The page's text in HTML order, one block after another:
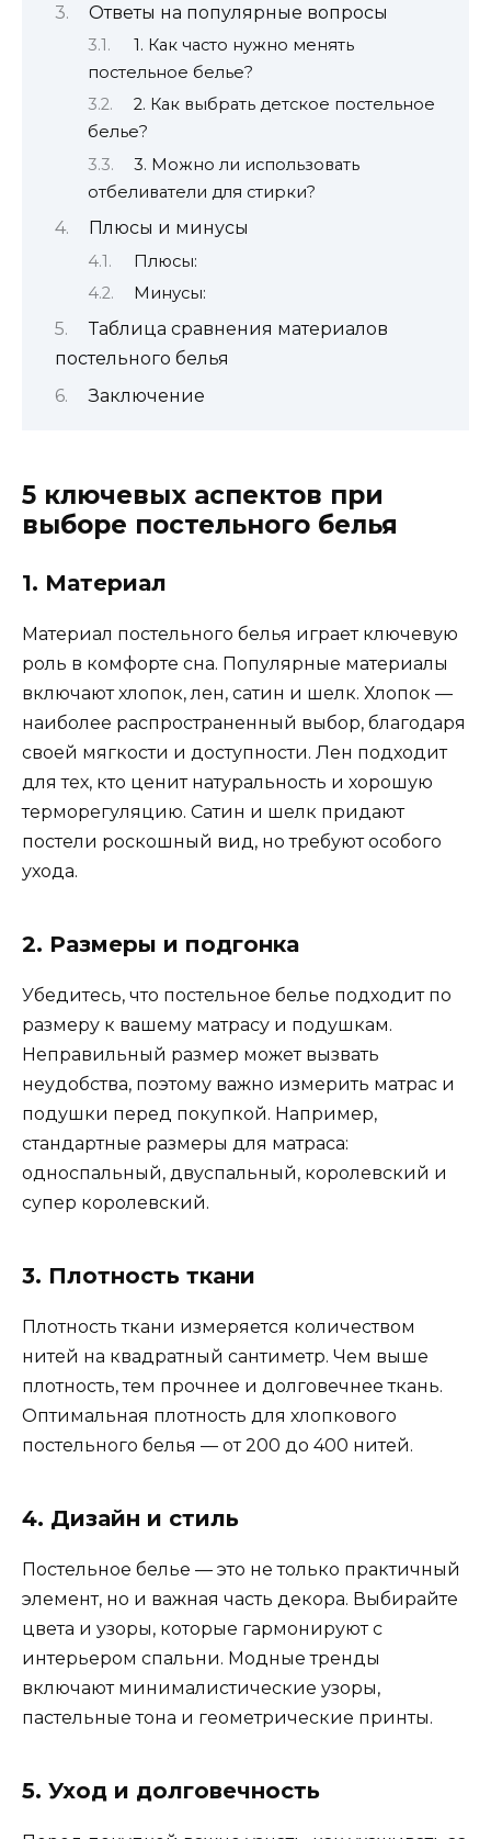
Ответы на популярные вопросы
1. Как часто нужно менять
постельное белье?
2. Как выбрать детское постельное
белье?
3. Можно ли использовать
отбеливатели для стирки?
Плюсы и минусы
Плюсы:
Минусы:
Таблица сравнения материалов
постельного белья
Заключение
5 ключевых аспектов при
выборе постельного белья
1. Материал
Материал постельного белья играет ключевую
роль в комфорте сна. Популярные материалы
включают хлопок, лен, сатин и шелк. Хлопок —
наиболее распространенный выбор, благодаря
своей мягкости и доступности. Лен подходит
для тех, кто ценит натуральность и хорошую
терморегуляцию. Сатин и шелк придают
постели роскошный вид, но требуют особого
ухода.
2. Размеры и подгонка
Убедитесь, что постельное белье подходит по
размеру к вашему матрасу и подушкам.
Неправильный размер может вызвать
неудобства, поэтому важно измерить матрас и
подушки перед покупкой. Например,
стандартные размеры для матраса:
односпальный, двуспальный, королевский и
супер королевский.
3. Плотность ткани
Плотность ткани измеряется количеством
нитей на квадратный сантиметр. Чем выше
плотность, тем прочнее и долговечнее ткань.
Оптимальная плотность для хлопкового
постельного белья — от 200 до 400 нитей.
4. Дизайн и стиль
Постельное белье — это не только практичный
элемент, но и важная часть декора. Выбирайте
цвета и узоры, которые гармонируют с
интерьером спальни. Модные тренды
включают минималистические узоры,
пастельные тона и геометрические принты.
5. Уход и долговечность